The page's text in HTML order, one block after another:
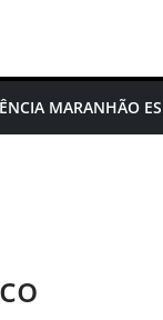
MARANHÃO